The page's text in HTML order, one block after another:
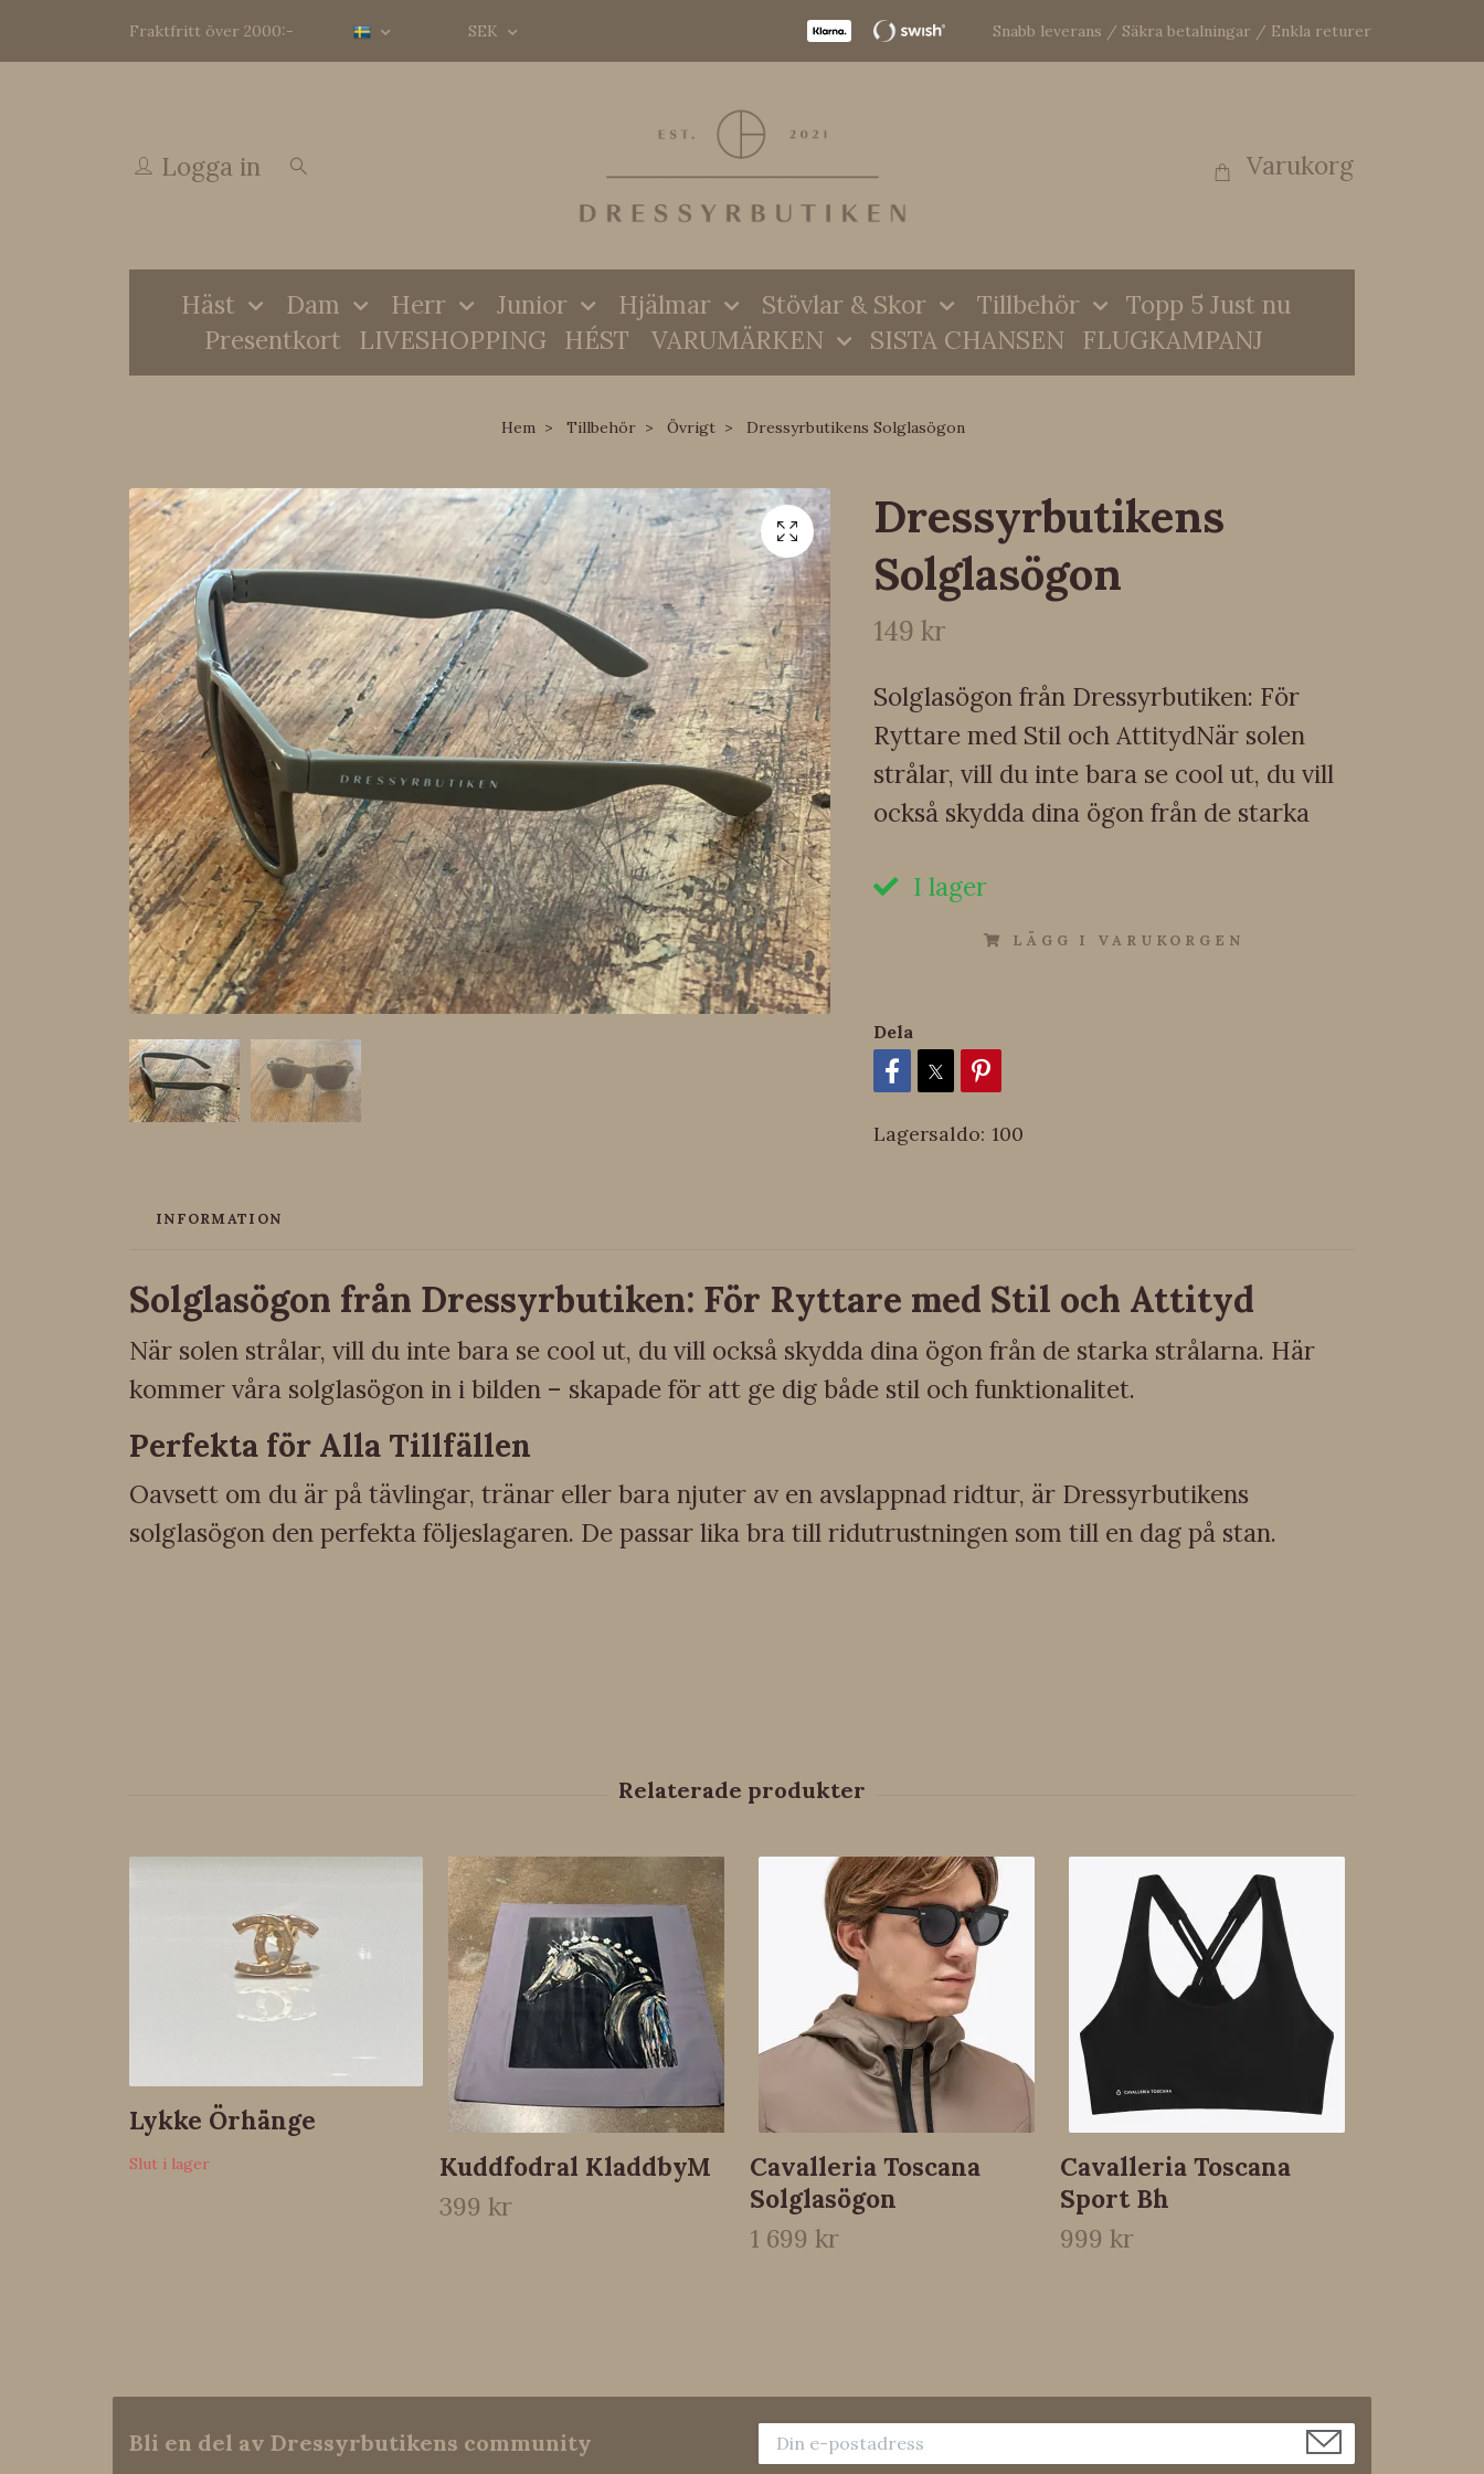
Fraktfritt över 2000:- SEK Snabb leverans / Säkra betalningar / Enkla returer
Logga in Varukorg
Häst Dam Herr Junior Hjälmar Stövlar & Skor Tillbehör
Topp 5 Just nu
Presentkort
LIVESHOPPING HÉST VARUMÄRKEN SISTA CHANSEN FLUGKAMPANJ
Hem Tillbehör Övrigt Dressyrbutikens Solglasögon
Dressyrbutikens
Solglasögon
149 kr
Solglasögon från Dressyrbutiken: För
Ryttare med Stil och AttitydNär solen
strålar, vill du inte bara se cool ut, du vill
också skydda dina ögon från de starka
I lager
LÄGG I VARUKORGEN
Dela
Lagersaldo: 100
INFORMATION
Solglasögon från Dressyrbutiken: För Ryttare med Stil och Attityd
När solen strålar, vill du inte bara se cool ut, du vill också skydda dina ögon från de starka strålarna. Här
kommer våra solglasögon in i bilden – skapade för att ge dig både stil och funktionalitet.
Perfekta för Alla Tillfällen
Oavsett om du är på tävlingar, tränar eller bara njuter av en avslappnad ridtur, är Dressyrbutikens
solglasögon den perfekta följeslagaren. De passar lika bra till ridutrustningen som till en dag på stan.
Lykke Örhänge
Slut i lager
Kuddfodral KladdbyM
399 kr
Cavalleria Toscana
Solglasögon
1 699 kr
Cavalleria Toscana
Sport Bh
999 kr
Bli en del av Dressyrbutikens community